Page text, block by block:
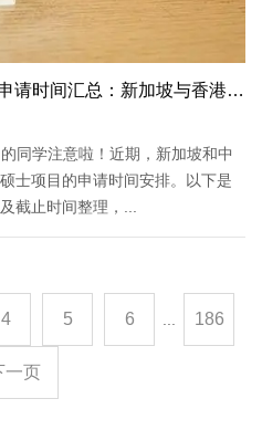
2026年秋季入学（26Fall）申请时间汇总：新加坡与香港高校新动态
同学注意啦！近期，新加坡和中
士项目的申请时间安排。以下是
截止时间整理，...
4 5 6 ... 186
一页